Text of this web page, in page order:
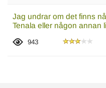
Jag undrar om det finns
Tenala eller någon annan
943